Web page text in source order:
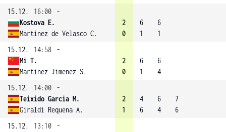
15.12.
16:00
-
Kostova E.
Martinez de Velasco C.
2
0
6
1
6
1
15.12.
14:58
-
Mi T.
Martinez Jimenez S.
2
0
6
1
6
4
15.12.
14:00
-
Teixido Garcia M.
Giraldi Requena A.
2
1
4
6
6
4
7
6
15.12.
13:10
-